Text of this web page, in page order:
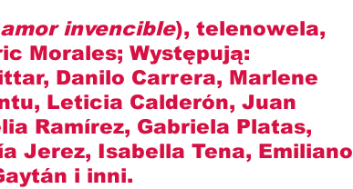
invencible), telenowela,
Morales; Występują:
Danilo Carrera, Marlene
Leticia Calderón, Juan
Ramírez, Gabriela Platas,
Jerez, Isabella Tena, Emiliano
i inni.